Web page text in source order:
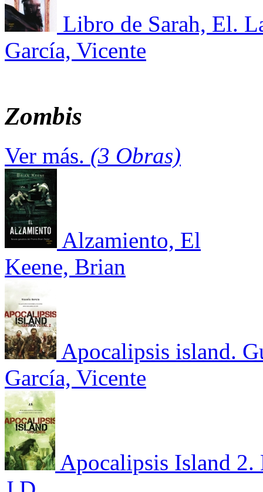
Libro de Sarah, El.
García, Vicente
Zombis
Ver más. (3 Obras)
Alzamiento, El
Keene, Brian
Apocalipsis island.
García, Vicente
Apocalipsis Island 2.